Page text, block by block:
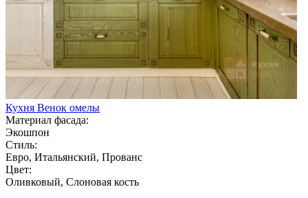
Кухня Венок омелы
Материал фасада:
Экошпон
Стиль:
Евро, Итальянский, Прованс
Цвет:
Оливковый, Слоновая кость